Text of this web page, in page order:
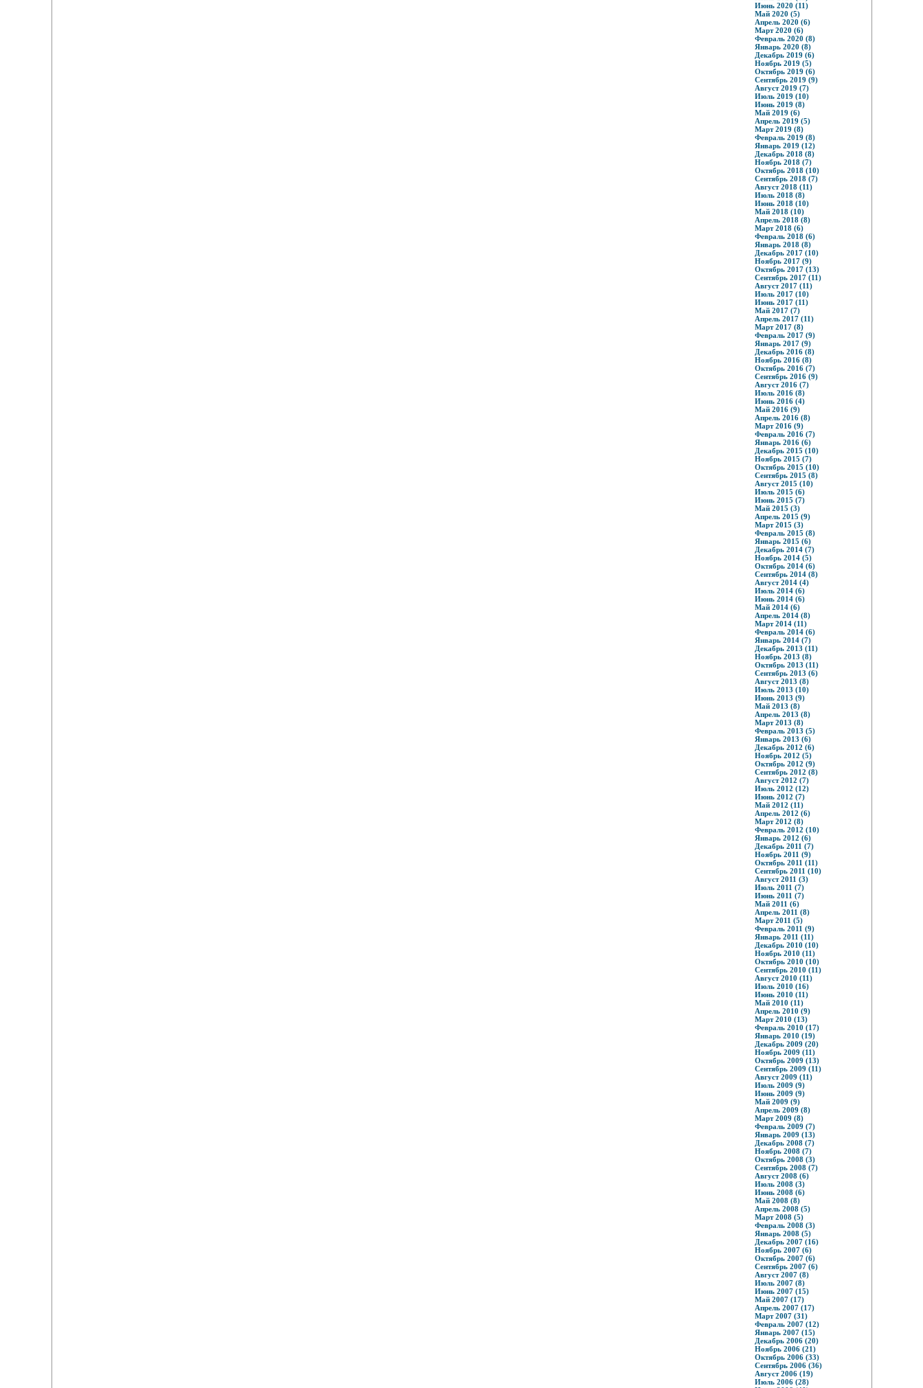
Июнь 2020 (11)
Май 2020 (5)
Апрель 2020 (6)
Март 2020 (6)
Февраль 2020 (8)
Январь 2020 (8)
Декабрь 2019 (6)
Ноябрь 2019 (5)
Октябрь 2019 (6)
Сентябрь 2019 (9)
Август 2019 (7)
Июль 2019 (10)
Июнь 2019 (8)
Май 2019 (6)
Апрель 2019 (5)
Март 2019 (8)
Февраль 2019 (8)
Январь 2019 (12)
Декабрь 2018 (8)
Ноябрь 2018 (7)
Октябрь 2018 (10)
Сентябрь 2018 (7)
Август 2018 (11)
Июль 2018 (8)
Июнь 2018 (10)
Май 2018 (10)
Апрель 2018 (8)
Март 2018 (6)
Февраль 2018 (6)
Январь 2018 (8)
Декабрь 2017 (10)
Ноябрь 2017 (9)
Октябрь 2017 (13)
Сентябрь 2017 (11)
Август 2017 (11)
Июль 2017 (10)
Июнь 2017 (11)
Май 2017 (7)
Апрель 2017 (11)
Март 2017 (8)
Февраль 2017 (9)
Январь 2017 (9)
Декабрь 2016 (8)
Ноябрь 2016 (8)
Октябрь 2016 (7)
Сентябрь 2016 (9)
Август 2016 (7)
Июль 2016 (8)
Июнь 2016 (4)
Май 2016 (9)
Апрель 2016 (8)
Март 2016 (9)
Февраль 2016 (7)
Январь 2016 (6)
Декабрь 2015 (10)
Ноябрь 2015 (7)
Октябрь 2015 (10)
Сентябрь 2015 (8)
Август 2015 (10)
Июль 2015 (6)
Июнь 2015 (7)
Май 2015 (3)
Апрель 2015 (9)
Март 2015 (3)
Февраль 2015 (8)
Январь 2015 (6)
Декабрь 2014 (7)
Ноябрь 2014 (5)
Октябрь 2014 (6)
Сентябрь 2014 (8)
Август 2014 (4)
Июль 2014 (6)
Июнь 2014 (6)
Май 2014 (6)
Апрель 2014 (8)
Март 2014 (11)
Февраль 2014 (6)
Январь 2014 (7)
Декабрь 2013 (11)
Ноябрь 2013 (8)
Октябрь 2013 (11)
Сентябрь 2013 (6)
Август 2013 (8)
Июль 2013 (10)
Июнь 2013 (9)
Май 2013 (8)
Апрель 2013 (8)
Март 2013 (8)
Февраль 2013 (5)
Январь 2013 (6)
Декабрь 2012 (6)
Ноябрь 2012 (5)
Октябрь 2012 (9)
Сентябрь 2012 (8)
Август 2012 (7)
Июль 2012 (12)
Июнь 2012 (7)
Май 2012 (11)
Апрель 2012 (6)
Март 2012 (8)
Февраль 2012 (10)
Январь 2012 (6)
Декабрь 2011 (7)
Ноябрь 2011 (9)
Октябрь 2011 (11)
Сентябрь 2011 (10)
Август 2011 (3)
Июль 2011 (7)
Июнь 2011 (7)
Май 2011 (6)
Апрель 2011 (8)
Март 2011 (5)
Февраль 2011 (9)
Январь 2011 (11)
Декабрь 2010 (10)
Ноябрь 2010 (11)
Октябрь 2010 (10)
Сентябрь 2010 (11)
Август 2010 (11)
Июль 2010 (16)
Июнь 2010 (11)
Май 2010 (11)
Апрель 2010 (9)
Март 2010 (13)
Февраль 2010 (17)
Январь 2010 (19)
Декабрь 2009 (20)
Ноябрь 2009 (11)
Октябрь 2009 (13)
Сентябрь 2009 (11)
Август 2009 (11)
Июль 2009 (9)
Июнь 2009 (9)
Май 2009 (9)
Апрель 2009 (8)
Март 2009 (8)
Февраль 2009 (7)
Январь 2009 (13)
Декабрь 2008 (7)
Ноябрь 2008 (7)
Октябрь 2008 (3)
Сентябрь 2008 (7)
Август 2008 (6)
Июль 2008 (3)
Июнь 2008 (6)
Май 2008 (8)
Апрель 2008 (5)
Март 2008 (5)
Февраль 2008 (3)
Январь 2008 (5)
Декабрь 2007 (16)
Ноябрь 2007 (6)
Октябрь 2007 (6)
Сентябрь 2007 (6)
Август 2007 (8)
Июль 2007 (8)
Июнь 2007 (15)
Май 2007 (17)
Апрель 2007 (17)
Март 2007 (31)
Февраль 2007 (12)
Январь 2007 (15)
Декабрь 2006 (20)
Ноябрь 2006 (21)
Октябрь 2006 (33)
Сентябрь 2006 (36)
Август 2006 (19)
Июль 2006 (28)